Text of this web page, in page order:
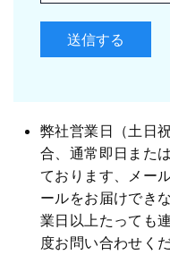
弊社営業日（土日
合、通常即日また
ております、メー
ールをお届けでき
業日以上たっても
度お問い合わせくだ